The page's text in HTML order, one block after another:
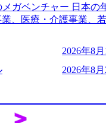
ガベンチャー 日本の
、医療・介護事業、
きる 独立資本経営を
our-vision-
4f03-b076-
「働く人」「事業・サ
げています！ (https://
外国人留学生等受入環
2026年8
2026年8